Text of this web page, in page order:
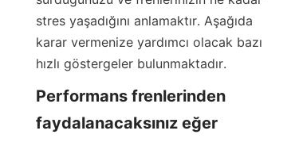
stres yaşadığını anlamaktır. Aşağıda
karar vermenize yardımcı olacak bazı
hızlı göstergeler bulunmaktadır.
Performans frenlerinden
faydalanacaksınız eğer